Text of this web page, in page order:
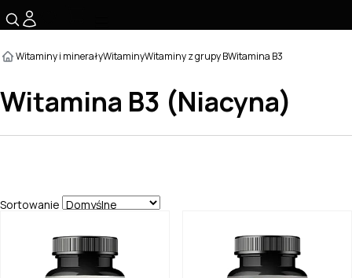
Witaminy i minerałyWitaminyWitaminy z grupy BWitamina B3
Witamina B3 (Niacyna)
Sortowanie